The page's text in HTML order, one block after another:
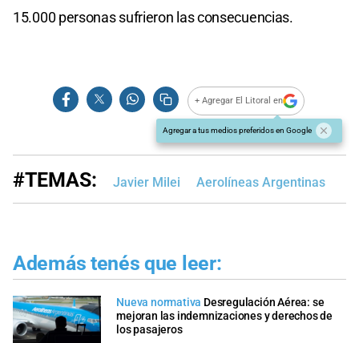
15.000 personas sufrieron las consecuencias.
+ Agregar El Litoral en
Agregar a tus medios preferidos en Google
#TEMAS: Javier Milei Aerolíneas Argentinas
Además tenés que leer:
Nueva normativa Desregulación Aérea: se
mejoran las indemnizaciones y derechos de
los pasajeros